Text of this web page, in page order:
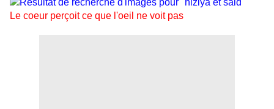
Le coeur perçoit ce que l'oeil ne voit pas